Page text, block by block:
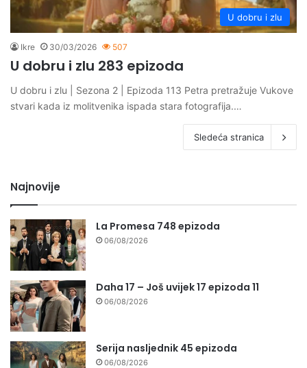
U dobru i zlu
Ikre 30/03/2026 507
U dobru i zlu 283 epizoda
U dobru i zlu | Sezona 2 | Epizoda 113 Petra pretražuje Vukove
stvari kada iz molitvenika ispada stara fotografija.…
Sledeća stranica
Najnovije
La Promesa 748 epizoda
06/08/2026
Daha 17 – Još uvijek 17 epizoda 11
06/08/2026
Serija nasljednik 45 epizoda
06/08/2026